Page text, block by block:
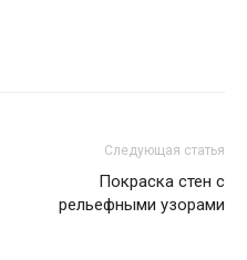
Следующая статья
Покраска стен с
рельефными узорами